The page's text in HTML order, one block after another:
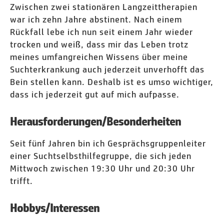
Zwischen zwei stationären Langzeittherapien
war ich zehn Jahre abstinent. Nach einem
Rückfall lebe ich nun seit einem Jahr wieder
trocken und weiß, dass mir das Leben trotz
meines umfangreichen Wissens über meine
Suchterkrankung auch jederzeit unverhofft das
Bein stellen kann. Deshalb ist es umso wichtiger,
dass ich jederzeit gut auf mich aufpasse.
Herausforderungen/Besonderheiten
Seit fünf Jahren bin ich Gesprächsgruppenleiter
einer Suchtselbsthilfegruppe, die sich jeden
Mittwoch zwischen 19:30 Uhr und 20:30 Uhr
trifft.
Hobbys/Interessen